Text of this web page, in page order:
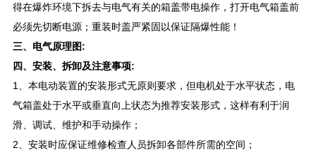
得在爆炸环境下拆去与电气有关的箱盖带电操作，打开电气箱盖前
必须先切断电源；重装时盖严紧固以保证隔爆性能！
三、 电气原理图:
四、 安装、拆卸及注意事项:
1、本电动装置的安装形式无原则要求，但电机处于水平状态，电
气箱盖处于水平或垂直向上状态为推荐安装形式，这样有利于润
滑、调试、维护和手动操作；
2、安装时应保证维修检查人员拆卸各部件所需的空间；